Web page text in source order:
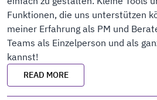
Funktionen, die uns unterstützen
meiner Erfahrung als PM und
Teams als Einzelperson und als
kannst!
READ MORE